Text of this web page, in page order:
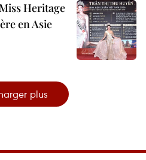
Heritage
en Asie
plus